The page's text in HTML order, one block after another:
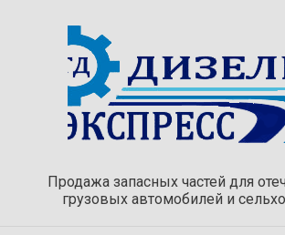
Продажа запасных частей для
грузовых автомобилей и